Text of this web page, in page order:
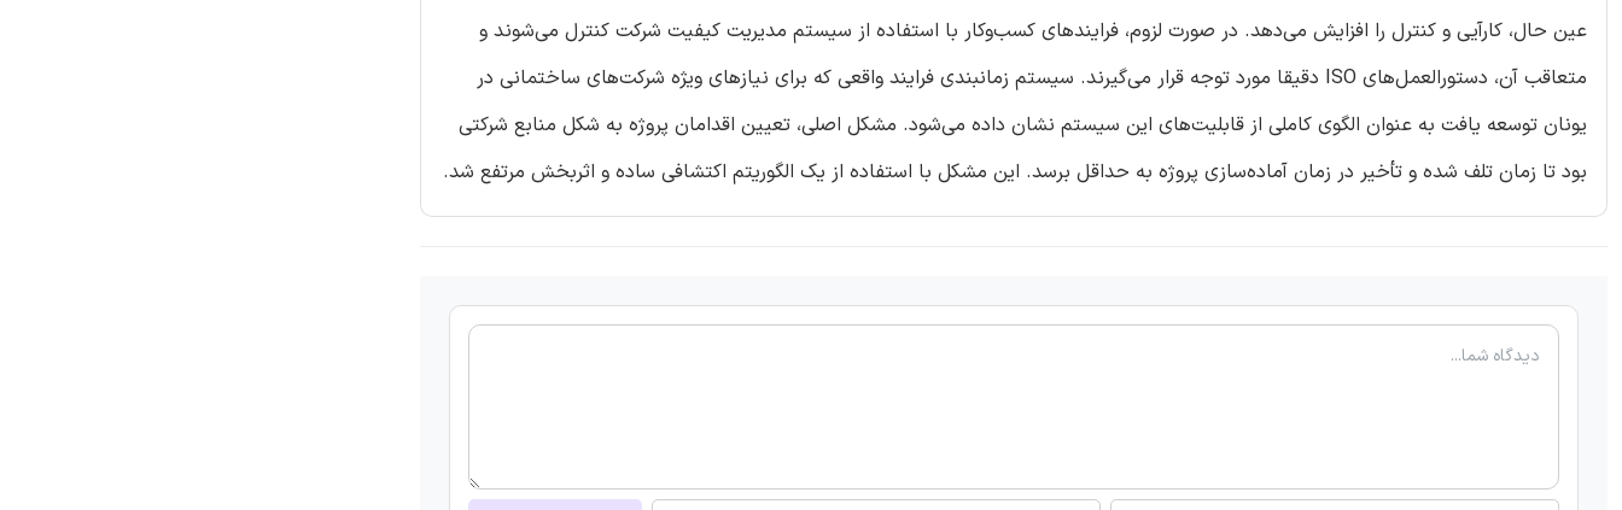
عین حال، کارآیی و کنترل را افزایش می‌دهد. در صورت لزوم، فرایندهای کسب‌وکار با استفاده از سیستم مدیریت کیفیت شرکت کنترل می‌شوند و
متعاقب آن، دستورالعمل‌های ISO دقیقا مورد توجه قرار می‌گیرند. سیستم زمانبندی فرایند واقعی که برای نیازهای ویژه شرکت‌های ساختمانی در
یونان توسعه یافت به عنوان الگوی کاملی از قابلیت‌های این سیستم نشان داده می‌شود. مشکل اصلی، تعیین اقدامان پروژه به شکل منابع شرکتی
بود تا زمان تلف شده و تأخیر در زمان آماده‌سازی پروژه به حداقل برسد. این مشکل با استفاده از یک الگوریتم اکتشافی ساده و اثربخش مرتفع شد.